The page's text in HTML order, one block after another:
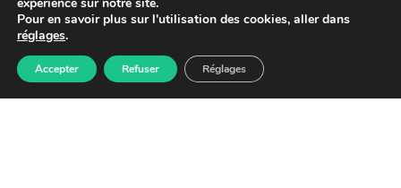
Produits Recherche Commande
info@dlv-france.fr
Pour en savoir plus sur l'utilisation des cookies, aller dans
réglages.
Accepter Refuser Réglages